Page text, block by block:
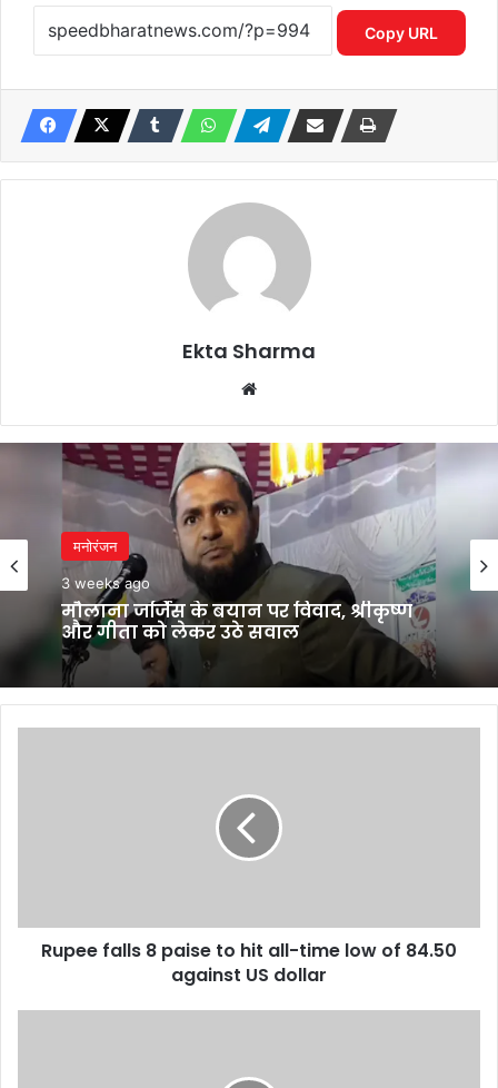
Copy URL
Ekta Sharma
मनोरंजन
3 weeks ago
मौलाना जर्जिस के बयान पर विवाद, श्रीकृष्ण
और गीता को लेकर उठे सवाल
low
Rupee falls 8 paise to hit all-time low of 84.50
against US dollar